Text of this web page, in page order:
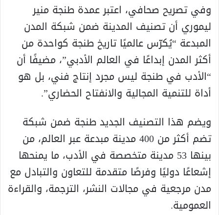
وفي تصريح صحافي، اعتبر عمدة طنجة منير
ليموري أن تصنيف المدينة ضمن شبكة المدن
المبدعة “يُكرّس عالميًا تاريخ طنجة كواحدة من
أكثر المدن إبداعًا في العالم الأدبي”، مضيفًا أن
“الأدب في طنجة ليس مجرد إنتاج فني، بل هو
أداة للتنمية المجالية والانفتاح الحضاري”.
ويضم هذا التصنيف الجديد طنجة ضمن شبكة
تضم أكثر من 400 مدينة مبدعة عبر العالم، من
بينها 53 مدينة متخصصة في الأدب، ما يمنحها
إشعاعًا دوليًا وفرصًا متقدمة للتعاون والتبادل مع
مدن مرجعية في مجالات النشر، الترجمة، والقراءة
العمومية.